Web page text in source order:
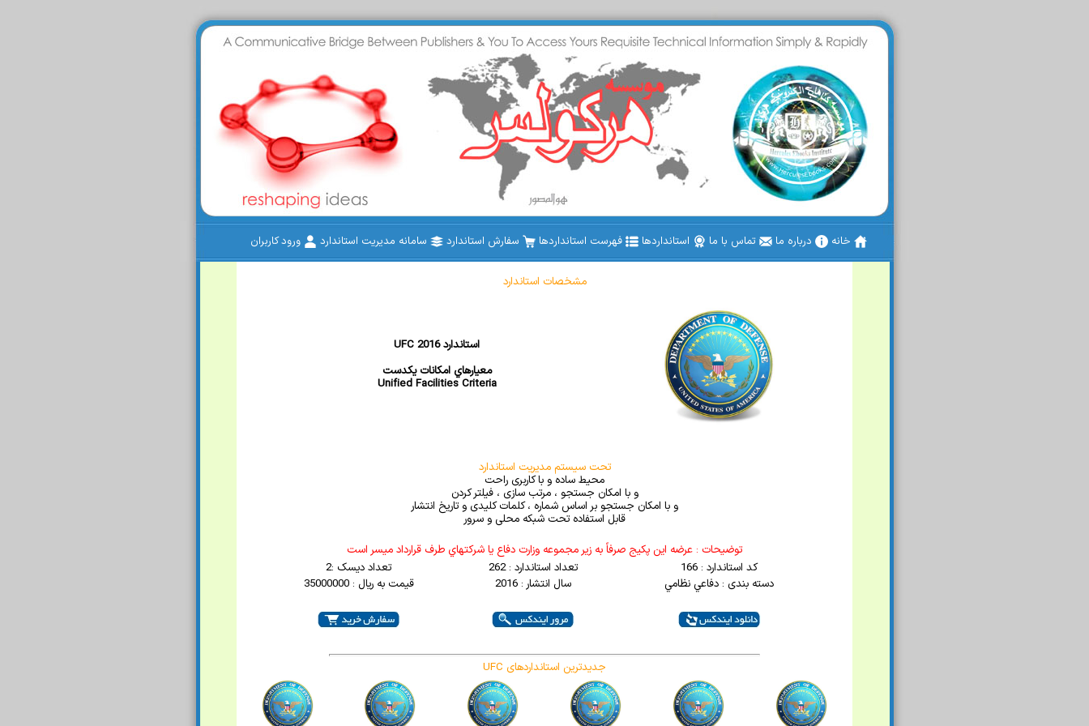
خانه درباره ما تماس با ما استانداردها فهرست استانداردها سفارش استاندارد سامانه مدیریت استاندارد ورود کاربران
مشخصات استاندارد
UFC 2016 استاندارد
معيارهاي امکانات يکدست
Unified Facilities Criteria
تحت سیستم مدیریت استاندارد
محیط ساده و با کاربری راحت
و با امکان جستجو ، مرتب سازی ، فیلتر کردن
و با امکان جستجو بر اساس شماره ، کلمات کلیدی و تاریخ انتشار
قابل استفاده تحت شبکه محلی و سرور
توضيحات : عرضه اين پکيج صرفاً به زير مجموعه وزارت دفاع يا شرکتهاي طرف قرارداد ميسر است
تعداد دیسک :2
تعداد استاندارد : 262
کد استاندارد : 166
قیمت به ریال : 35000000
سال انتشار : 2016 دسته بندی : دفاعي نظامي
UFC جدیدترین استانداردهای